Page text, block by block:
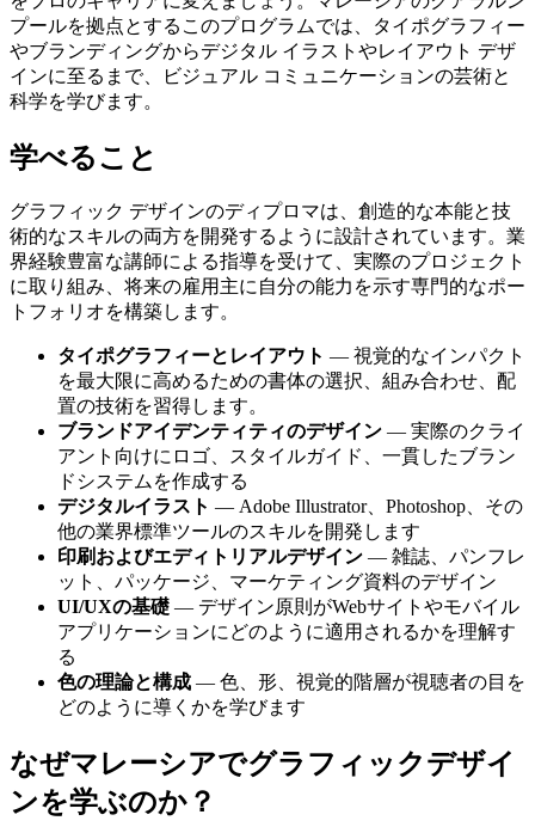
プールを拠点とするこのプログラムでは、タイポグラフィー
やブランディングからデジタル イラストやレイアウト デザ
インに至るまで、ビジュアル コミュニケーションの芸術と
科学を学びます。
学べること
グラフィック デザインのディプロマは、創造的な本能と技
術的なスキルの両方を開発するように設計されています。業
界経験豊富な講師による指導を受けて、実際のプロジェクト
に取り組み、将来の雇用主に自分の能力を示す専門的なポー
トフォリオを構築します。
タイポグラフィーとレイアウト — 視覚的なインパクト
を最大限に高めるための書体の選択、組み合わせ、配
置の技術を習得します。
ブランドアイデンティティのデザイン — 実際のクライ
アント向けにロゴ、スタイルガイド、一貫したブラン
ドシステムを作成する
デジタルイラスト — Adob​​e Illustrator、Photoshop、その
他の業界標準ツールのスキルを開発します
印刷およびエディトリアルデザイン — 雑誌、パンフレ
ット、パッケージ、マーケティング資料のデザイン
UI/UXの基礎 — デザイン原則がWebサイトやモバイル
アプリケーションにどのように適用されるかを理解す
る
色の理論と構成 — 色、形、視覚的階層が視聴者の目を
どのように導くかを学びます
なぜマレーシアでグラフィックデザイ
ンを学ぶのか？